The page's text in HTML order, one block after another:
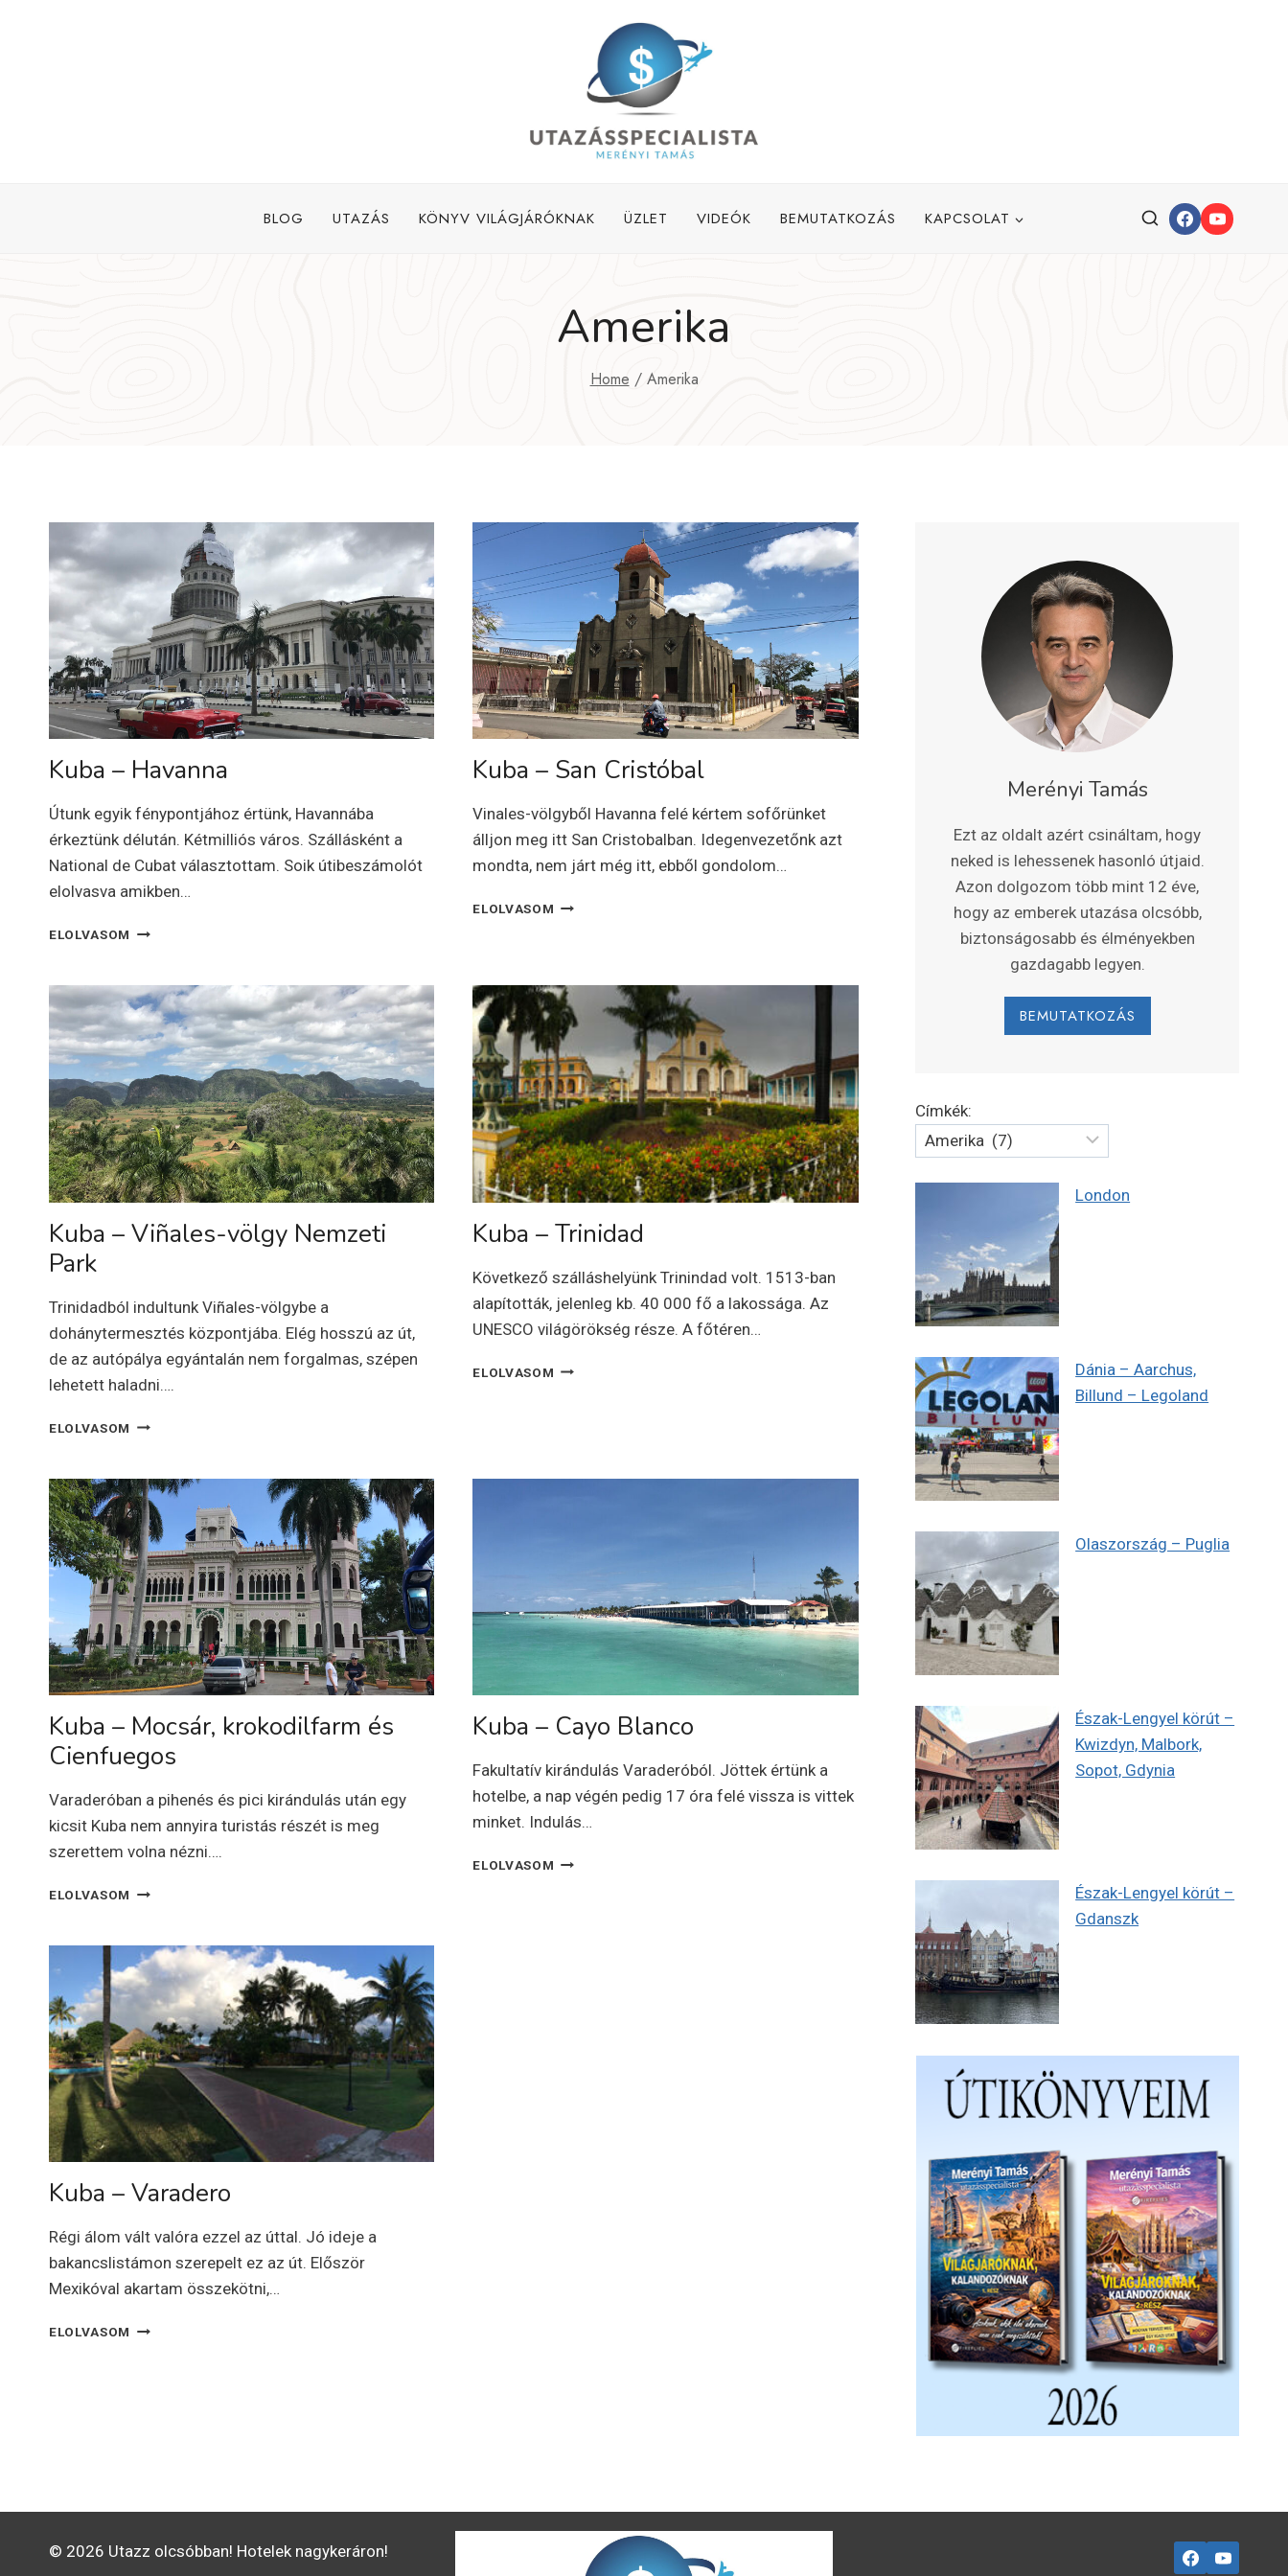
BLOG UTAZÁS KÖNYV VILÁGJÁRÓKNAK ÜZLET VIDEÓK BEMUTATKOZÁS KAPCSOLAT
Amerika
Home / Amerika
Kuba – Havanna
Útunk egyik fénypontjához értünk, Havannába
érkeztünk délután. Kétmilliós város. Szállásként a
National de Cubat választottam. Soik útibeszámolót
elolvasva amikben…
ELOLVASOM KUBA
Kuba – San Cristóbal
Vinales-völgyből Havanna felé kértem sofőrünket
álljon meg itt San Cristobalban. Idegenvezetőnk azt
mondta, nem járt még itt, ebből gondolom…
ELOLVASOM KUBA
Kuba – Viñales-völgy Nemzeti
Park
Trinidadból indultunk Viñales-völgybe a
dohánytermesztés központjába. Elég hosszú az út,
de az autópálya egyántalán nem forgalmas, szépen
lehetett haladni….
ELOLVASOM KUBA
VÖLGY
NEMZETI
PARK
Kuba – Trinidad
Következő szálláshelyünk Trinindad volt. 1513-ban
alapították, jelenleg kb. 40 000 fő a lakossága. Az
UNESCO világörökség része. A főtéren…
ELOLVASOM KUBA
Kuba – Mocsár, krokodilfarm és
Cienfuegos
Varaderóban a pihenés és pici kirándulás után egy
kicsit Kuba nem annyira turistás részét is meg
szerettem volna nézni….
ELOLVASOM KUBA
KROKODILFARM
ÉS
CIENFUEGOS
Kuba – Cayo Blanco
Fakultatív kirándulás Varaderóból. Jöttek értünk a
hotelbe, a nap végén pedig 17 óra felé vissza is vittek
minket. Indulás…
ELOLVASOM KUBA
Kuba – Varadero
Régi álom vált valóra ezzel az úttal. Jó ideje a
bakancslistámon szerepelt ez az út. Először
Mexikóval akartam összekötni,…
ELOLVASOM KUBA
Merényi Tamás
Ezt az oldalt azért csináltam, hogy
neked is lehessenek hasonló útjaid.
Azon dolgozom több mint 12 éve,
hogy az emberek utazása olcsóbb,
biztonságosabb és élményekben
gazdagabb legyen.
BEMUTATKOZÁS
Címkék:
London
Dánia – Aarchus,
Billund – Legoland
Olaszország – Puglia
Észak-Lengyel körút –
Kwizdyn, Malbork,
Sopot, Gdynia
Észak-Lengyel körút –
Gdanszk
© 2026 Utazz olcsóbban! Hotelek nagykeráron!